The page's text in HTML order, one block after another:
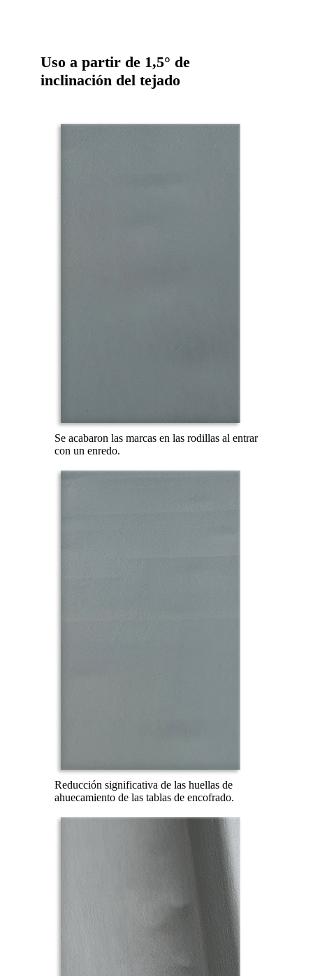
Uso a partir de 1,5° de
inclinación del tejado
Se acabaron las marcas en las rodillas al entrar
con un enredo.
Reducción significativa de las huellas de
ahuecamiento de las tablas de encofrado.